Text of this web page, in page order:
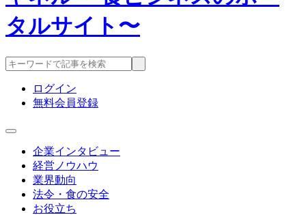
ログイン
無料会員登録
企業インタビュー
経営ノウハウ
業界動向
法令・食の安全
お役立ち